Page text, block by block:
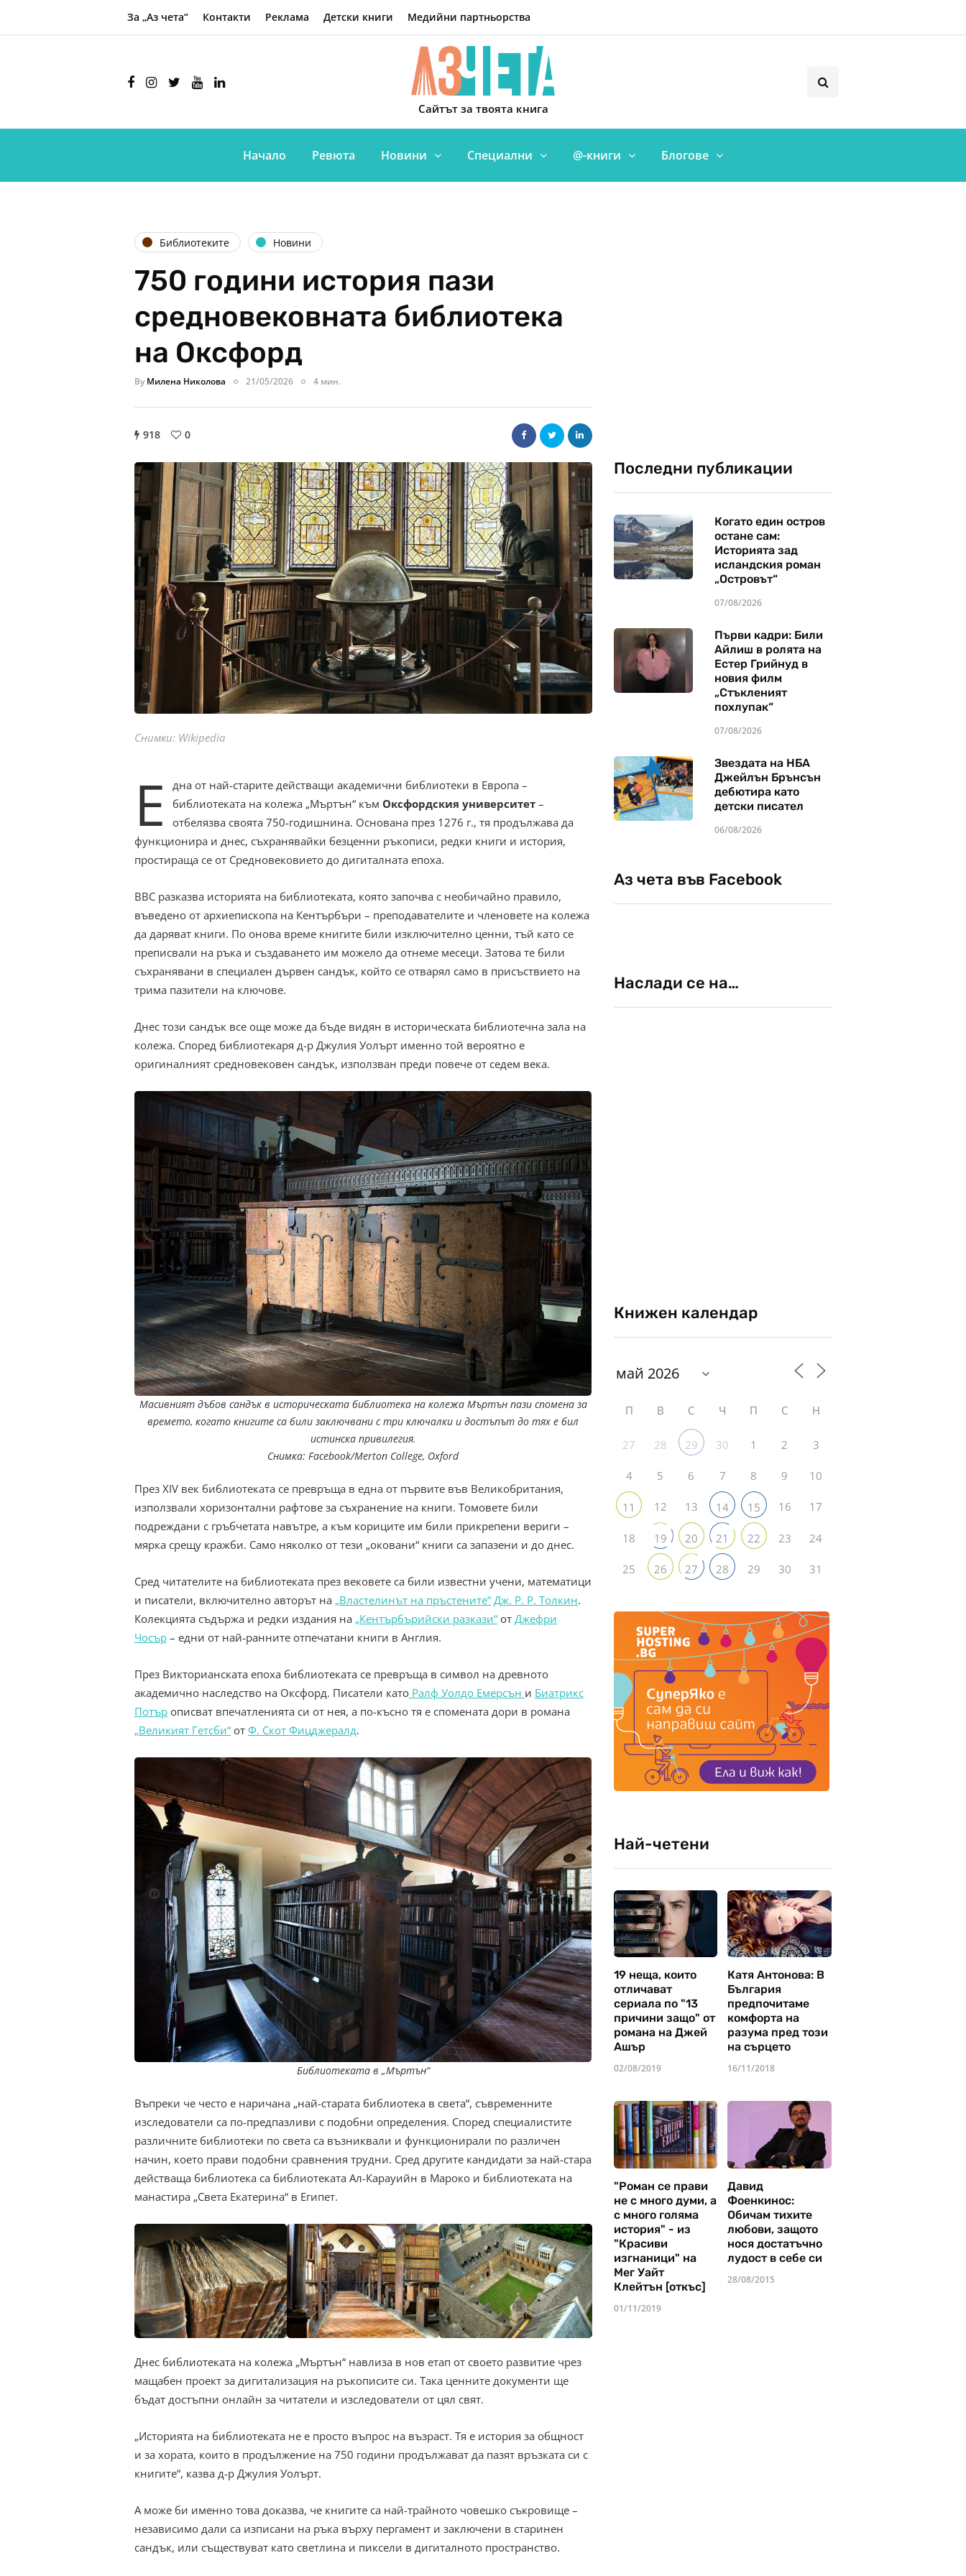
За „Аз чета“ Контакти Реклама Детски книги Медийни партньорства
Сайтът за твоята книга
Начало Ревюта Новини Специални @-книги Блогове
Библиотеките Новини
750 години история пази
средновековната библиотека
на Оксфорд
By Милена Николова 21/05/2026 4 мин.
918 0
Снимки: Wikipedia
Е
дна от най-старите действащи академични библиотеки в Европа –
библиотеката на колежа „Мъртън“ към Оксфордския университет –
отбелязва своята 750-годишнина. Основана през 1276 г., тя продължава да
функционира и днес, съхранявайки безценни ръкописи, редки книги и история,
простираща се от Средновековието до дигиталната епоха.
BBC разказва историята на библиотеката, която започва с необичайно правило,
въведено от архиепископа на Кентърбъри – преподавателите и членовете на колежа
да даряват книги. По онова време книгите били изключително ценни, тъй като се
преписвали на ръка и създаването им можело да отнеме месеци. Затова те били
съхранявани в специален дървен сандък, който се отварял само в присъствието на
трима пазители на ключове.
Днес този сандък все още може да бъде видян в историческата библиотечна зала на
колежа. Според библиотекаря д-р Джулия Уолърт именно той вероятно е
оригиналният средновековен сандък, използван преди повече от седем века.
Масивният дъбов сандък в историческата библиотека на колежа Мъртън пази спомена за
времето, когато книгите са били заключвани с три ключалки и достъпът до тях е бил
истинска привилегия.
Снимка: Facebook/Merton College, Oxford
През XIV век библиотеката се превръща в една от първите във Великобритания,
използвали хоризонтални рафтове за съхранение на книги. Томовете били
подреждани с гръбчетата навътре, а към кориците им били прикрепени вериги –
мярка срещу кражби. Само няколко от тези „оковани“ книги са запазени и до днес.
Сред читателите на библиотеката през вековете са били известни учени, математици
и писатели, включително авторът на „Властелинът на пръстените“ Дж. Р. Р. Толкин.
Колекцията съдържа и редки издания на „Кентърбърийски разкази“ от Джефри
Чосър – едни от най-ранните отпечатани книги в Англия.
През Викторианската епоха библиотеката се превръща в символ на древното
академично наследство на Оксфорд. Писатели като Ралф Уолдо Емерсън и Биатрикс
Потър описват впечатленията си от нея, а по-късно тя е спомената дори в романа
„Великият Гетсби“ от Ф. Скот Фицджералд.
Библиотеката в „Мъртън“
Въпреки че често е наричана „най-старата библиотека в света“, съвременните
изследователи са по-предпазливи с подобни определения. Според специалистите
различните библиотеки по света са възниквали и функционирали по различен
начин, което прави подобни сравнения трудни. Сред другите кандидати за най-стара
действаща библиотека са библиотеката Ал-Карауийн в Мароко и библиотеката на
манастира „Света Екатерина“ в Египет.
Днес библиотеката на колежа „Мъртън“ навлиза в нов етап от своето развитие чрез
мащабен проект за дигитализация на ръкописите си. Така ценните документи ще
бъдат достъпни онлайн за читатели и изследователи от цял свят.
„Историята на библиотеката не е просто въпрос на възраст. Тя е история за общност
и за хората, които в продължение на 750 години продължават да пазят връзката си с
книгите“, казва д-р Джулия Уолърт.
А може би именно това доказва, че книгите са най-трайното човешко съкровище –
независимо дали са изписани на ръка върху пергамент и заключени в старинен
сандък, или съществуват като светлина и пиксели в дигиталното пространство.
Последни публикации
Когато един остров
остане сам:
Историята зад
исландския роман
„Островът“
07/08/2026
Първи кадри: Били
Айлиш в ролята на
Естер Грийнуд в
новия филм
„Стъкленият
похлупак“
07/08/2026
Звездата на НБА
Джейлън Брънсън
дебютира като
детски писател
06/08/2026
Аз чета във Facebook
Наслади се на…
Книжен календар
П В С Ч П С Н
27 28 29 30 1 2 3
4 5 6 7 8 9 10
11 12 13 14 15 16 17
18 19 20 21 22 23 24
25 26 27 28 29 30 31
Най-четени
19 неща, които
отличават
сериала по "13
причини защо" от
романа на Джей
Ашър
02/08/2019
Катя Антонова: В
България
предпочитаме
комфорта на
разума пред този
на сърцето
16/11/2018
"Роман се прави
не с много думи, а
с много голяма
история" - из
"Красиви
изгнаници" на
Мег Уайт
Клейтън [откъс]
01/11/2019
Давид
Фоенкинос:
Обичам тихите
любови, защото
нося достатъчно
лудост в себе си
28/08/2015